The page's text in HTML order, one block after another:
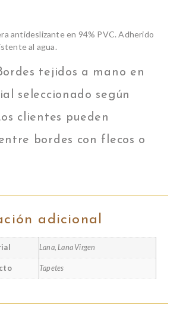
antideslizante en 94% PVC. Adherido
al agua.
tejidos a mano en
seleccionado según
clientes pueden
bordes con flecos o
adicional
Lana, Lana Virgen
Tapetes